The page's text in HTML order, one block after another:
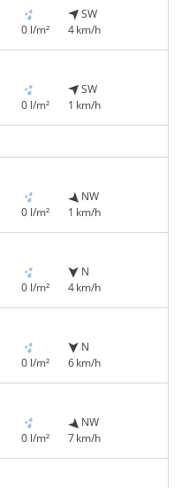
0 l/m²
SW
4 km/h
0 l/m²
SW
1 km/h
0 l/m²
NW
1 km/h
0 l/m²
N
4 km/h
0 l/m²
N
6 km/h
0 l/m²
NW
7 km/h